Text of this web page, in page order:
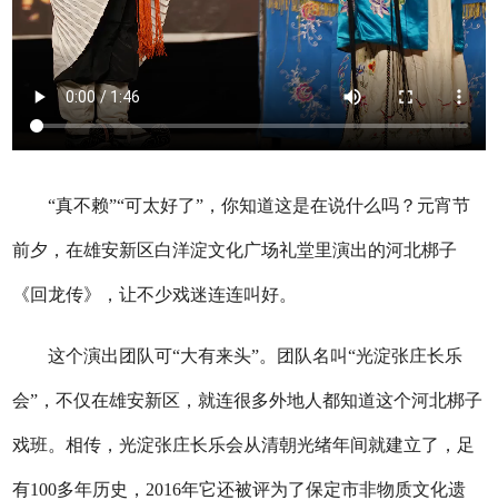
“真不赖”“可太好了”，你知道这是在说什么吗？元宵节
前夕，在雄安新区白洋淀文化广场礼堂里演出的河北梆子
《回龙传》，让不少戏迷连连叫好。
这个演出团队可“大有来头”。团队名叫“光淀张庄长乐
会”，不仅在雄安新区，就连很多外地人都知道这个河北梆子
戏班。相传，光淀张庄长乐会从清朝光绪年间就建立了，足
有100多年历史，2016年它还被评为了保定市非物质文化遗